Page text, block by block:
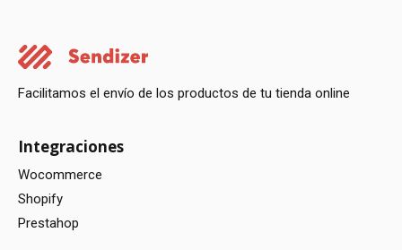
Facilitamos el envío de los productos de tu tienda online
Integraciones
Wocommerce
Shopify
Prestahop